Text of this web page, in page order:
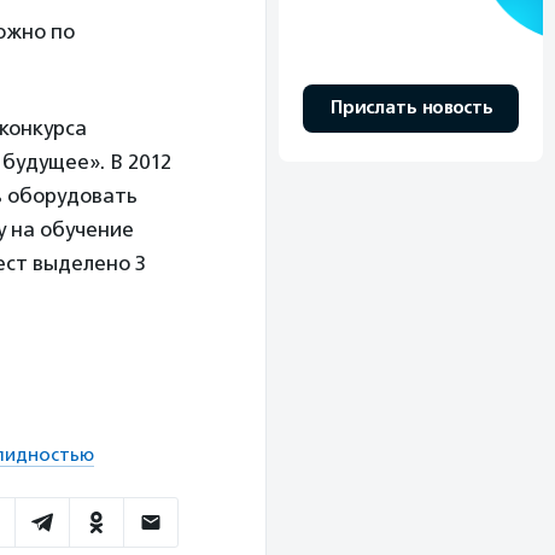
по
В 2012
оборудовать
на обучение
выделено 3
Прислать новость